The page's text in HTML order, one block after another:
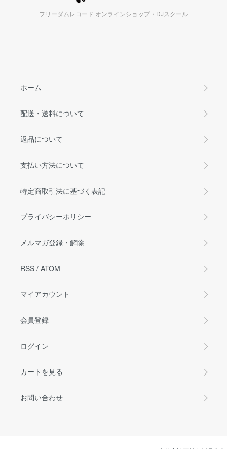
フリーダムレコード オンラインショップ・DJスクール
ホーム
配送・送料について
返品について
支払い方法について
特定商取引法に基づく表記
プライバシーポリシー
メルマガ登録・解除
RSS / ATOM
マイアカウント
会員登録
ログイン
カートを見る
お問い合わせ